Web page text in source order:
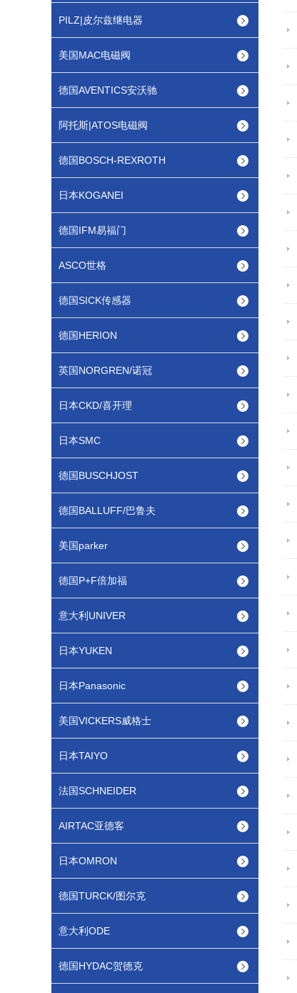
PILZ|皮尔兹继电器
美国MAC电磁阀
德国AVENTICS安沃驰
阿托斯|ATOS电磁阀
德国BOSCH-REXROTH
日本KOGANEI
德国IFM易福门
ASCO世格
德国SICK传感器
德国HERION
英国NORGREN/诺冠
日本CKD/喜开理
日本SMC
德国BUSCHJOST
德国BALLUFF/巴鲁夫
美国parker
德国P+F倍加福
意大利UNIVER
日本YUKEN
日本Panasonic
美国VICKERS威格士
日本TAIYO
法国SCHNEIDER
AIRTAC亚德客
日本OMRON
德国TURCK/图尔克
意大利ODE
德国HYDAC贺德克